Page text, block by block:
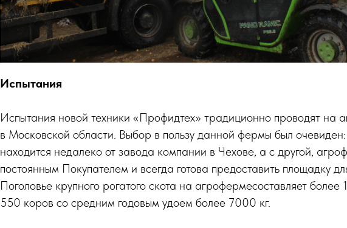
Испытания
Испытания новой техники «Профидтех» традиционно проводят на
в Московской области. Выбор в пользу данной фермы был
находится недалеко от завода компании в Чехове, а с другой,
постоянным Покупателем и всегда готова предоставить площадку
Поголовье крупного рогатого скота на агрофермесоставляет более
550 коров со средним годовым удоем более 7000 кг.